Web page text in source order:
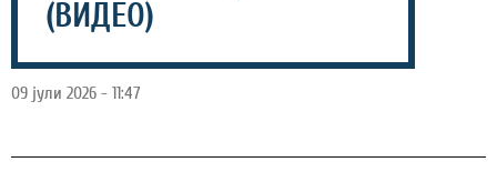
(ВИДЕО)
09 јули 2026 - 11:47